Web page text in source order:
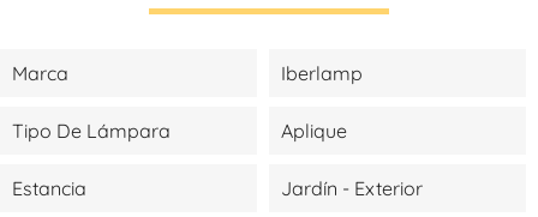
Marca Iberlamp
Tipo De Lámpara Aplique
Estancia Jardín - Exterior